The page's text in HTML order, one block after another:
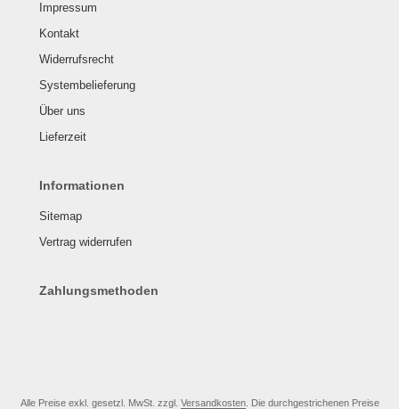
Impressum
Kontakt
Widerrufsrecht
Systembelieferung
Über uns
Lieferzeit
Informationen
Sitemap
Vertrag widerrufen
Zahlungsmethoden
Alle Preise exkl. gesetzl. MwSt. zzgl. Versandkosten. Die durchgestrichenen Preise